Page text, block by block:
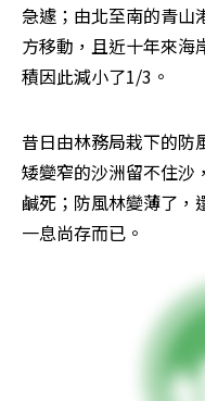
急遽；由北至南的青山
方移動，且近十年來海
積因此減小了1/3。
昔日由林務局栽下的防
矮變窄的沙洲留不住沙
鹹死；防風林變薄了，
一息尚存而已。